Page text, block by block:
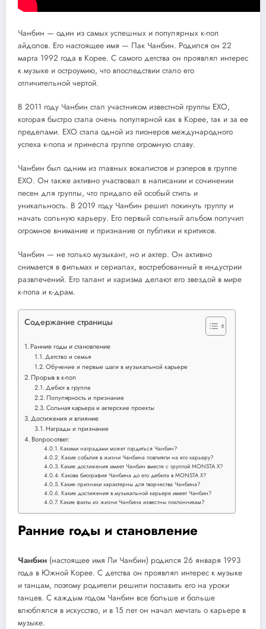
Чанбин — один из самых успешных и популярных к-поп
айдолов. Его настоящее имя — Пак Чанбин. Родился он 22
марта 1992 года в Корее. С самого детства он проявлял интерес
к музыке и остроумию, что впоследствии стало его
отличительной чертой.
В 2011 году Чанбин стал участником известной группы EXO,
которая быстро стала очень популярной как в Корее, так и за ее
пределами. EXO стала одной из пионеров международного
успеха к-попа и принесла группе огромную славу.
Чанбин был одним из главных вокалистов и рэперов в группе
EXO. Он также активно участвовал в написании и сочинении
песен для группы, что придало ей особый стиль и
уникальность. В 2019 году Чанбин решил покинуть группу и
начать сольную карьеру. Его первый сольный альбом получил
огромное внимание и признание от публики и критиков.
Чанбин — не только музыкант, но и актер. Он активно
снимается в фильмах и сериалах, востребованный в индустрии
развлечений. Его талант и харизма делают его звездой в мире
к-попа и к-драм.
Содержание страницы
Ранние годы и становление
Детство и семья
Обучение и первые шаги в музыкальной карьере
Прорыв в к-поп
Дебют в группе
Популярность и признание
Сольная карьера и актерские проекты
Достижения и влияние
Награды и признание
Вопрос-ответ:
Какими наградами может гордиться Чанбин?
Какие события в жизни Чанбина повлияли на его карьеру?
Какие достижения имеет Чанбин вместе с группой MONSTA X?
Какова биография Чанбина до его дебюта в MONSTA X?
Какие признаки характерны для творчества Чанбина?
Какие достижения в музыкальной карьере имеет Чанбин?
Какие факты из жизни Чанбина известны поклонникам?
Ранние годы и становление
Чанбин (настоящее имя Ли Чанбин) родился 26 января 1993
года в Южной Корее. С детства он проявлял интерес к музыке
и танцам, поэтому родители решили поставить его на уроки
танцев. С каждым годом Чанбин все больше и больше
влюблялся в искусство, и в 15 лет он начал мечтать о карьере в
музыке.